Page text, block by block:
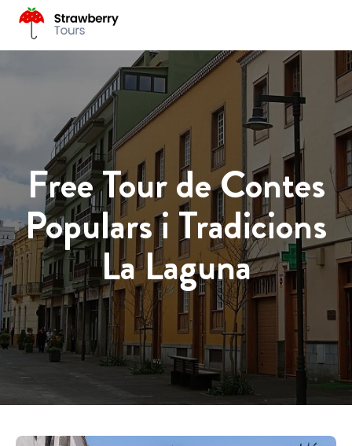
Free Tour de Contes
Populars i Tradicions
La Laguna